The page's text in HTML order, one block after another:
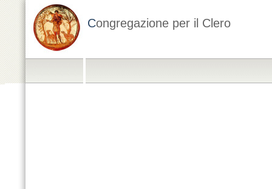
Congregazione per il Clero